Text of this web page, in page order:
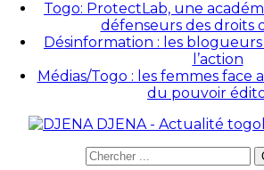
Togo: ProtectLab, une
défenseurs des droits
Désinformation : les
l’action
Médias/Togo : les femmes face
du pouvoir
DJENA - Actualité